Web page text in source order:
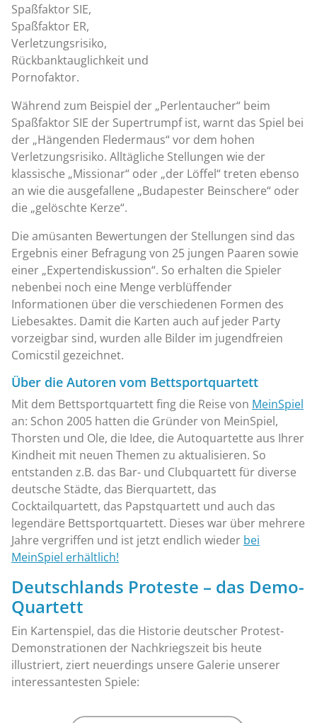
Spaßfaktor SIE,
Spaßfaktor ER,
Verletzungsrisiko,
Rückbanktauglichkeit und
Pornofaktor.
Während zum Beispiel der „Perlentaucher“ beim
Spaßfaktor SIE der Supertrumpf ist, warnt das Spiel bei
der „Hängenden Fledermaus“ vor dem hohen
Verletzungsrisiko. Alltägliche Stellungen wie der
klassische „Missionar“ oder „der Löffel“ treten ebenso
an wie die ausgefallene „Budapester Beinschere“ oder
die „gelöschte Kerze“.
Die amüsanten Bewertungen der Stellungen sind das
Ergebnis einer Befragung von 25 jungen Paaren sowie
einer „Expertendiskussion“. So erhalten die Spieler
nebenbei noch eine Menge verblüffender
Informationen über die verschiedenen Formen des
Liebesaktes. Damit die Karten auch auf jeder Party
vorzeigbar sind, wurden alle Bilder im jugendfreien
Comicstil gezeichnet.
Über die Autoren vom Bettsportquartett
Mit dem Bettsportquartett fing die Reise von MeinSpiel
an: Schon 2005 hatten die Gründer von MeinSpiel,
Thorsten und Ole, die Idee, die Autoquartette aus Ihrer
Kindheit mit neuen Themen zu aktualisieren. So
entstanden z.B. das Bar- und Clubquartett für diverse
deutsche Städte, das Bierquartett, das
Cocktailquartett, das Papstquartett und auch das
legendäre Bettsportquartett. Dieses war über mehrere
Jahre vergriffen und ist jetzt endlich wieder bei
MeinSpiel erhältlich!
Deutschlands Proteste – das Demo-
Quartett
Ein Kartenspiel, das die Historie deutscher Protest-
Demonstrationen der Nachkriegszeit bis heute
illustriert, ziert neuerdings unsere Galerie unserer
interessantesten Spiele: